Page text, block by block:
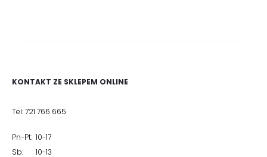
KONTAKT ZE SKLEPEM ONLINE
Tel: 721 766 665
Pn-Pt: 10-17
Sb: 10-13